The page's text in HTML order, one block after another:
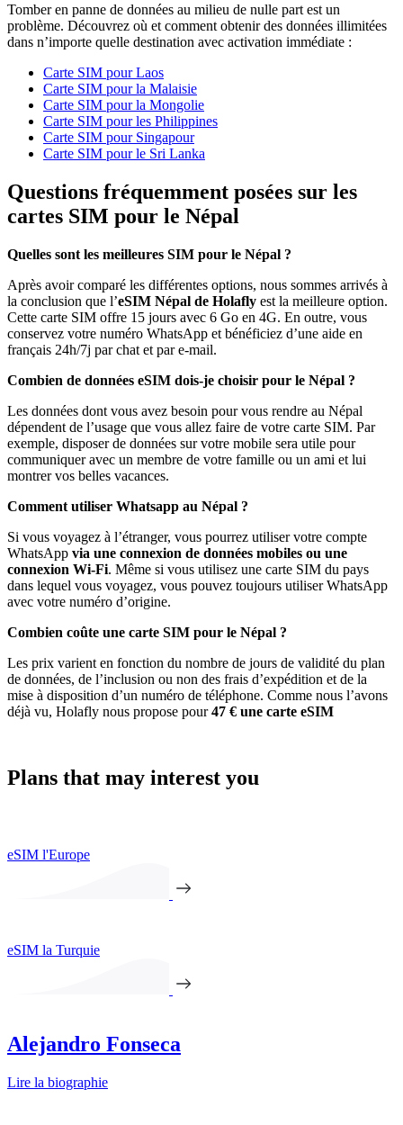
Tomber en panne de données au milieu de nulle part est un
problème. Découvrez où et comment obtenir des données illimitées
dans n’importe quelle destination avec activation immédiate :
Carte SIM pour Laos
Carte SIM pour la Malaisie
Carte SIM pour la Mongolie
Carte SIM pour les Philippines
Carte SIM pour Singapour
Carte SIM pour le Sri Lanka
Questions fréquemment posées sur les
cartes SIM pour le Népal
Quelles sont les meilleures SIM pour le Népal ?
Après avoir comparé les différentes options, nous sommes arrivés à
la conclusion que l’eSIM Népal de Holafly est la meilleure option.
Cette carte SIM offre 15 jours avec 6 Go en 4G. En outre, vous
conservez votre numéro WhatsApp et bénéficiez d’une aide en
français 24h/7j par chat et par e-mail.
Combien de données eSIM dois-je choisir pour le Népal ?
Les données dont vous avez besoin pour vous rendre au Népal
dépendent de l’usage que vous allez faire de votre carte SIM. Par
exemple, disposer de données sur votre mobile sera utile pour
communiquer avec un membre de votre famille ou un ami et lui
montrer vos belles vacances.
Comment utiliser Whatsapp au Népal ?
Si vous voyagez à l’étranger, vous pourrez utiliser votre compte
WhatsApp via une connexion de données mobiles ou une
connexion Wi-Fi. Même si vous utilisez une carte SIM du pays
dans lequel vous voyagez, vous pouvez toujours utiliser WhatsApp
avec votre numéro d’origine.
Combien coûte une carte SIM pour le Népal ?
Les prix varient en fonction du nombre de jours de validité du plan
de données, de l’inclusion ou non des frais d’expédition et de la
mise à disposition d’un numéro de téléphone. Comme nous l’avons
déjà vu, Holafly nous propose pour47 € une carte eSIM
Plans that may interest you
eSIM l'Europe
eSIM la Turquie
Alejandro Fonseca
Lire la biographie